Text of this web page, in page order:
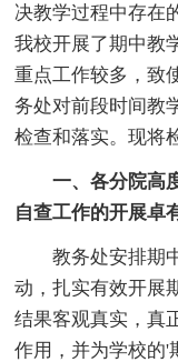
决教学过程中存在
我校开展了期中教
重点工作较多，致
务处对前段时间教
检查和落实。现将
一、各分院高
自查工作的开展卓
教务处安排期中
动，扎实有效开展
结果客观真实，真
作用，并为学校的'